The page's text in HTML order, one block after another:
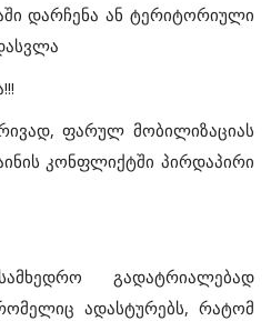
დარჩენა ან ტერიტორიული
ფარულ მობილიზაციას
კონფლიქტში პირდაპირი
სამხედრო
გადატრიალებად
ადასტურებს, რატომ